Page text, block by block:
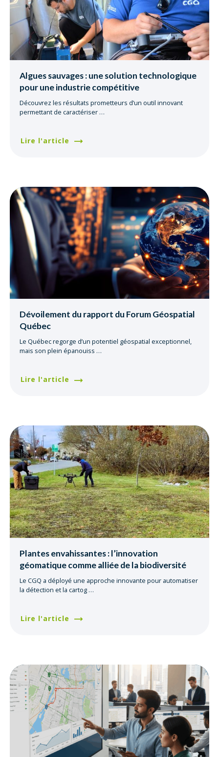
Algues sauvages : une solution technologique
pour une industrie compétitive
Découvrez les résultats prometteurs d’un outil innovant
permettant de caractériser …
Lire l'article
Dévoilement du rapport du Forum Géospatial
Québec
Le Québec regorge d’un potentiel géospatial exceptionnel,
mais son plein épanouiss …
Lire l'article
Plantes envahissantes : l’innovation
géomatique comme alliée de la biodiversité
Le CGQ a déployé une approche innovante pour automatiser
la détection et la cartog …
Lire l'article